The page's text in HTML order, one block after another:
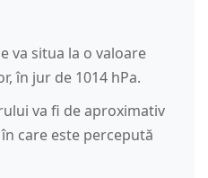
va situa la o valoare
în jur de 1014 hPa.
va fi de aproximativ
care este percepută